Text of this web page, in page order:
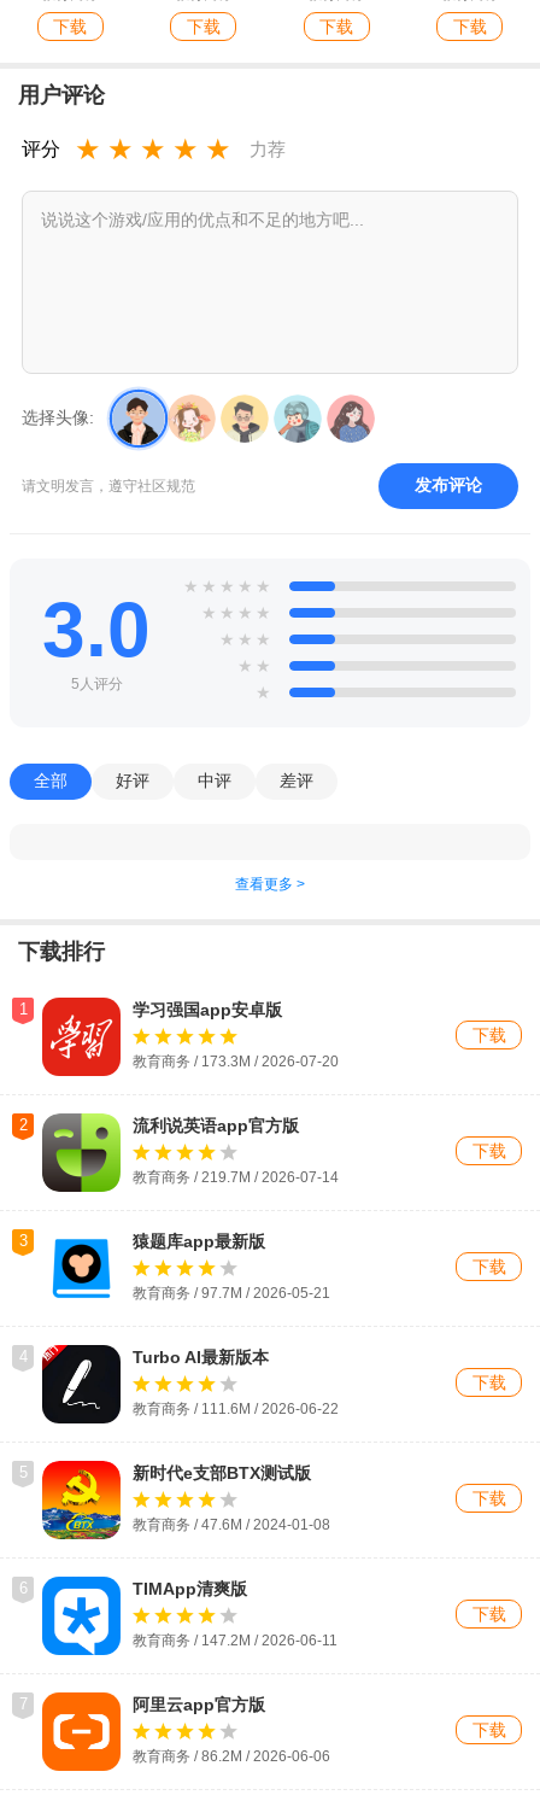
下载 下载 下载 下载
用户评论
评分 ★ ★ ★ ★ ★ 力荐
选择头像:
请文明发言，遵守社区规范 发布评论
3.0
5人评分
★ ★ ★ ★ ★
★ ★ ★ ★
★ ★ ★
★ ★
★
全部 好评 中评 差评
查看更多 >
下载排行
1 学习强国app安卓版
教育商务 / 173.3M / 2026-07-20
下载
2 流利说英语app官方版
教育商务 / 219.7M / 2026-07-14
下载
3 猿题库app最新版
教育商务 / 97.7M / 2026-05-21
下载
4 Turbo AI最新版本
教育商务 / 111.6M / 2026-06-22
下载
5 新时代e支部BTX测试版
教育商务 / 47.6M / 2024-01-08
下载
6 TIMApp清爽版
教育商务 / 147.2M / 2026-06-11
下载
7 阿里云app官方版
教育商务 / 86.2M / 2026-06-06
下载